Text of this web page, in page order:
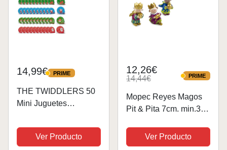
14,99€ PRIME
PRIME
THE TWIDDLERS 50
Mini Juguetes
para Niños -
Calendario Adviento y
Ver Producto
12,26€
14,44€ PRIME
PRIME
Mopec Reyes Magos
Pit & Pita 7cm. min.3
Multicolor, 4x3.5x7 cm,
3 Unidades
Ver Producto